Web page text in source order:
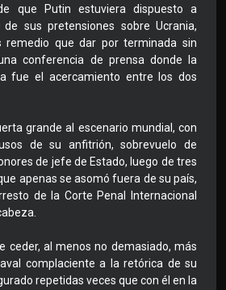
que Putin estuviera dispuesto a
sus pretensiones sobre Ucrania,
remedio que dar por terminada sin
conferencia de prensa donde la
fue el acercamiento entre los dos
grande al escenario mundial, con
de su anfitrión, sobrevuelo de
de jefe de Estado, luego de tres
apenas se asomó fuera de su país,
de la Corte Penal Internacional
ceder, al menos no demasiado, más
complaciente a la retórica de su
repetidas veces que con él en la